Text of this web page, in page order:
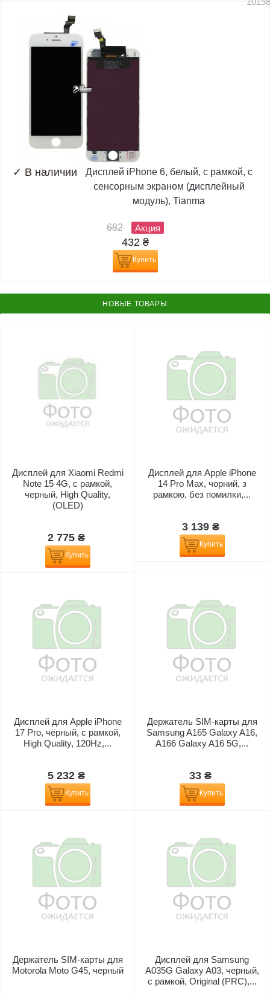
✓ В наличии
Дисплей iPhone 6, белый, с рамкой, с
сенсорным экраном (дисплейный
модуль), Tianma
682 Акция
432 ₴
Купить
НОВЫЕ ТОВАРЫ
Дисплей для Xiaomi Redmi
Note 15 4G, с рамкой,
черный, High Quality,
(OLED)
2 775 ₴
Купить
Дисплей для Apple iPhone
14 Pro Max, чорний, з
рамкою, без помилки,...
3 139 ₴
Купить
Дисплей для Apple iPhone
17 Pro, чёрный, с рамкой,
High Quality, 120Hz,...
5 232 ₴
Купить
Держатель SIM-карты для
Samsung A165 Galaxy A16,
A166 Galaxy A16 5G,...
33 ₴
Купить
Держатель SIM-карты для
Motorola Moto G45, черный
Дисплей для Samsung
A035G Galaxy A03, черный,
с рамкой, Original (PRC),...